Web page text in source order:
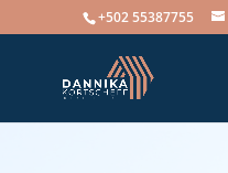
+502 55387755